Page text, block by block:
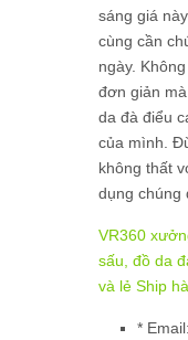
sáng giá
cùng cần
ngày.
đơn giản
da đà điểu
của mình.
không thất
dụng chúng
VR360
sấu, đồ da
và lẻ Ship
*